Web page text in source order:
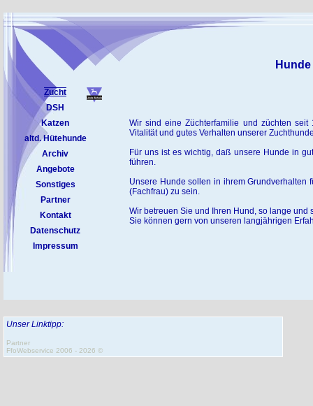
Zucht
DSH
Katzen
altd. Hütehunde
Archiv
Angebote
Sonstiges
Partner
Kontakt
Datenschutz
Impressum
Wir sind eine Züchterfamilie und züchten
Vitalität und gutes Verhalten unserer
Für uns ist es wichtig, daß unsere Hunde in
führen.
Unsere Hunde sollen in ihrem Grundverhalten
(Fachfrau) zu sein.
Wir betreuen Sie und Ihren Hund, so lange und
Sie können gern von unseren langjährigen
Unser Linktipp:
Partner
FfoWebservice 2006 - 2026 ©